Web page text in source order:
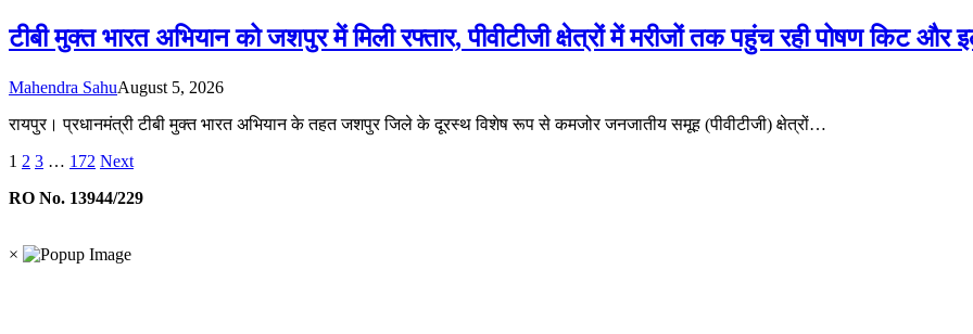
टीबी मुक्त भारत अभियान को जशपुर में मिली रफ्तार, पीवीटीजी क्षेत्रों में मरीजों तक पहुंच रही पोषण किट और
Mahendra SahuAugust 5, 2026
रायपुर। प्रधानमंत्री टीबी मुक्त भारत अभियान के तहत जशपुर जिले के दूरस्थ विशेष रूप से कमजोर जनजातीय समूह (पीवीटीजी) क्षेत्रों…
1 2 3 … 172 Next
RO No. 13944/229
×